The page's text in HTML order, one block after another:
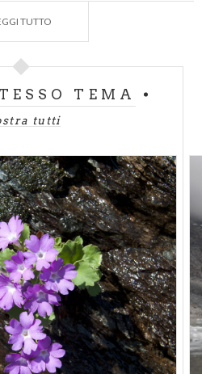
a:segreteriacelit@celit.it
è disponibile sul sito
della Valmalenco
TUTTO
TEMA
tutti